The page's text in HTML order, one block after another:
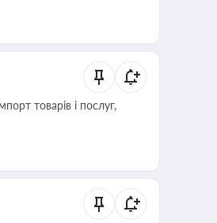
товарів і послуг,